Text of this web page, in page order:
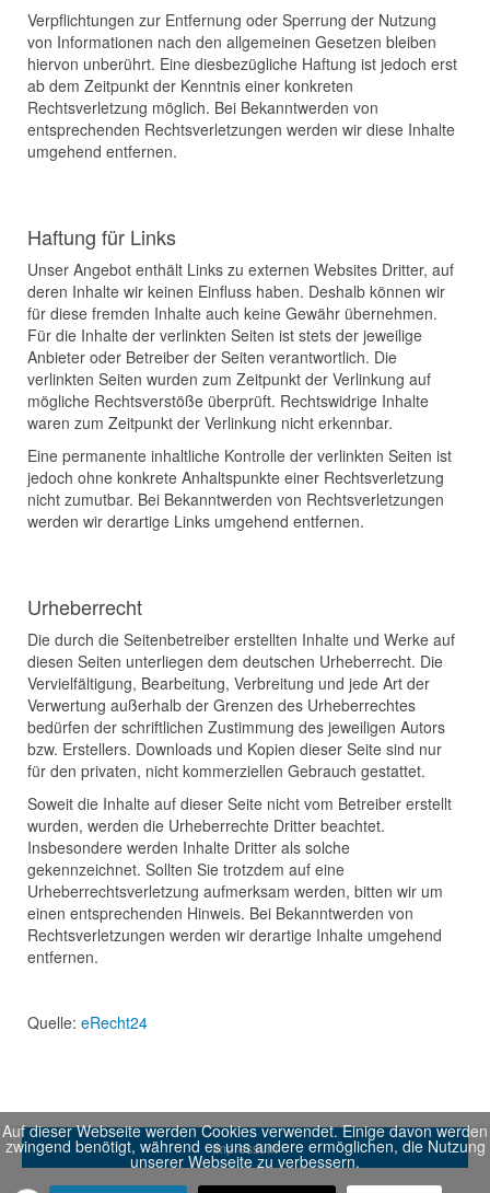
Verpflichtungen zur Entfernung oder Sperrung der Nutzung
von Informationen nach den allgemeinen Gesetzen bleiben
hiervon unberührt. Eine diesbezügliche Haftung ist jedoch erst
ab dem Zeitpunkt der Kenntnis einer konkreten
Rechtsverletzung möglich. Bei Bekanntwerden von
entsprechenden Rechtsverletzungen werden wir diese Inhalte
umgehend entfernen.
Haftung für Links
Unser Angebot enthält Links zu externen Websites Dritter, auf
deren Inhalte wir keinen Einfluss haben. Deshalb können wir
für diese fremden Inhalte auch keine Gewähr übernehmen.
Für die Inhalte der verlinkten Seiten ist stets der jeweilige
Anbieter oder Betreiber der Seiten verantwortlich. Die
verlinkten Seiten wurden zum Zeitpunkt der Verlinkung auf
mögliche Rechtsverstöße überprüft. Rechtswidrige Inhalte
waren zum Zeitpunkt der Verlinkung nicht erkennbar.
Eine permanente inhaltliche Kontrolle der verlinkten Seiten ist
jedoch ohne konkrete Anhaltspunkte einer Rechtsverletzung
nicht zumutbar. Bei Bekanntwerden von Rechtsverletzungen
werden wir derartige Links umgehend entfernen.
Urheberrecht
Die durch die Seitenbetreiber erstellten Inhalte und Werke auf
diesen Seiten unterliegen dem deutschen Urheberrecht. Die
Vervielfältigung, Bearbeitung, Verbreitung und jede Art der
Verwertung außerhalb der Grenzen des Urheberrechtes
bedürfen der schriftlichen Zustimmung des jeweiligen Autors
bzw. Erstellers. Downloads und Kopien dieser Seite sind nur
für den privaten, nicht kommerziellen Gebrauch gestattet.
Soweit die Inhalte auf dieser Seite nicht vom Betreiber erstellt
wurden, werden die Urheberrechte Dritter beachtet.
Insbesondere werden Inhalte Dritter als solche
gekennzeichnet. Sollten Sie trotzdem auf eine
Urheberrechtsverletzung aufmerksam werden, bitten wir um
einen entsprechenden Hinweis. Bei Bekanntwerden von
Rechtsverletzungen werden wir derartige Inhalte umgehend
entfernen.
Quelle: eRecht24
Impressum
Auf dieser Webseite werden Cookies verwendet. Einige davon werden
zwingend benötigt, während es uns andere ermöglichen, die Nutzung
unserer Webseite zu verbessern.